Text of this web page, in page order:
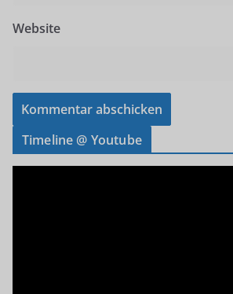
Website
Timeline @ Youtube